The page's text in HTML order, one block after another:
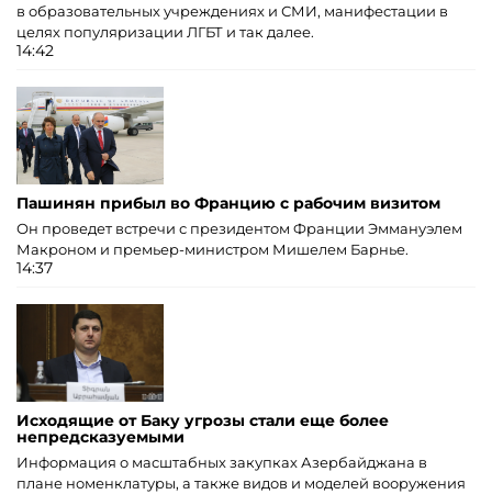
в образовательных учреждениях и СМИ, манифестации в
целях популяризации ЛГБТ и так далее.
14:42
Пашинян прибыл во Францию ​​с рабочим визитом
Он проведет встречи с президентом Франции Эммануэлем
Макроном и премьер-министром Мишелем Барнье.
14:37
Исходящие от Баку угрозы стали еще более
непредсказуемыми
Информация о масштабных закупках Азербайджана в
плане номенклатуры, а также видов и моделей вооружения